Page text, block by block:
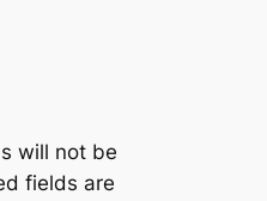
will not be
fields are